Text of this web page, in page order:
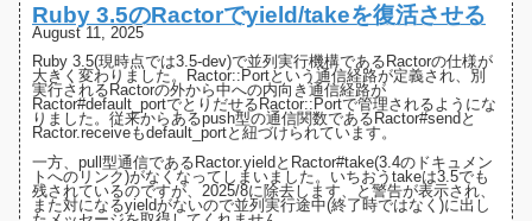
Ruby 3.5のRactorでyield/takeを復活させる
August 11, 2025
Ruby 3.5(現時点では3.5-dev)で並列実行機構であるRactorの仕様が
大きく変わりました。 Ractor::Portという通信経路が定義され、別
実行されるRactorの外から中への内向き通信経路が
Ractor#default_portでとりだせるRactor::Portで管理されるようにな
りました。従来からあるpush型の通信関数である Ractor#send と
Ractor.receiveもdefault_portと紐づけられています。
一方、pull型通信である Ractor.yield と Ractor#take(3.4のドキュメン
トへのリンク)がなくなってしまいました。いちおうtakeは3.5でも
残されているのですが、 2025/8に除去します、と警告が表示され、
また対になるyieldがないので並列実行途中(終了時ではなく)に出し